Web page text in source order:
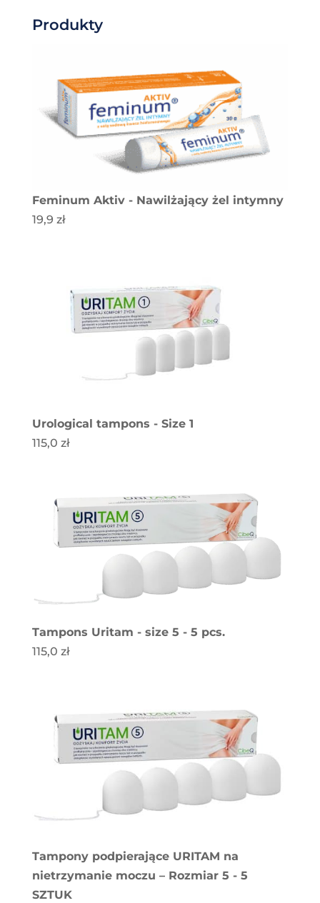
Produkty
Feminum Aktiv - Nawilżający żel intymny
19,9 zł
Urological tampons - Size 1
115,0 zł
Tampons Uritam - size 5 - 5 pcs.
115,0 zł
Tampony podpierające URITAM na
nietrzymanie moczu – Rozmiar 5 - 5
SZTUK